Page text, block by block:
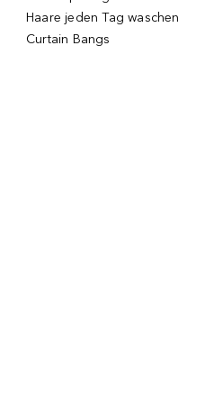
Haare jeden Tag waschen
Curtain Bangs